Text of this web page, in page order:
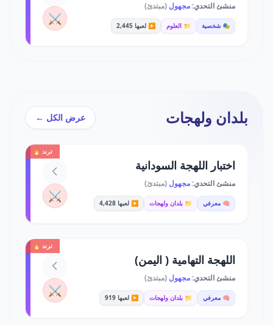
منشئ التحدي:مجهول (مبتدئ)
🎭 شخصية 📁 العلوم ▶️ لعبها 2,445 ⚔️
بلدان ولهجات عرض الكل ←
ترند 🔥
اختبار اللهجة السودانية
منشئ التحدي:مجهول (مبتدئ)
🧠 معرفي 📁 بلدان ولهجات ▶️ لعبها 4,428 ⚔️
ترند 🔥
اللهجة التهامية ( اليمن)
منشئ التحدي:مجهول (مبتدئ)
🧠 معرفي 📁 بلدان ولهجات ▶️ لعبها 919 ⚔️